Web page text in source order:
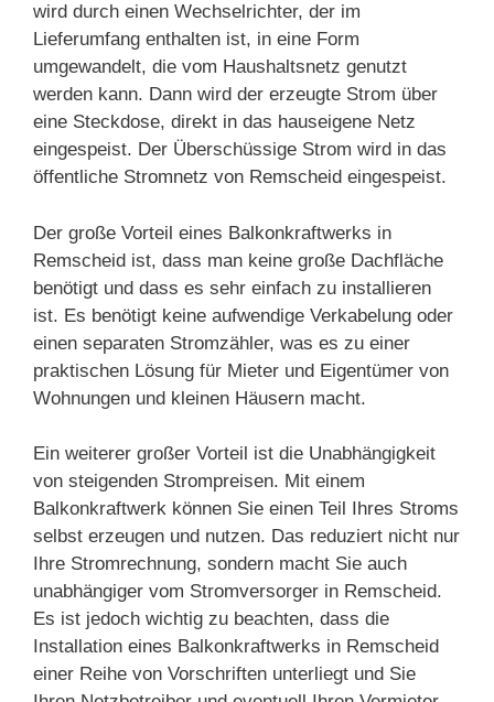
wird durch einen Wechselrichter, der im
Lieferumfang enthalten ist, in eine Form
umgewandelt, die vom Haushaltsnetz genutzt
werden kann. Dann wird der erzeugte Strom über
eine Steckdose, direkt in das hauseigene Netz
eingespeist. Der Überschüssige Strom wird in das
öffentliche Stromnetz von Remscheid eingespeist.
Der große Vorteil eines Balkonkraftwerks in
Remscheid ist, dass man keine große Dachfläche
benötigt und dass es sehr einfach zu installieren
ist. Es benötigt keine aufwendige Verkabelung oder
einen separaten Stromzähler, was es zu einer
praktischen Lösung für Mieter und Eigentümer von
Wohnungen und kleinen Häusern macht.
Ein weiterer großer Vorteil ist die Unabhängigkeit
von steigenden Strompreisen. Mit einem
Balkonkraftwerk können Sie einen Teil Ihres Stroms
selbst erzeugen und nutzen. Das reduziert nicht nur
Ihre Stromrechnung, sondern macht Sie auch
unabhängiger vom Stromversorger in Remscheid.
Es ist jedoch wichtig zu beachten, dass die
Installation eines Balkonkraftwerks in Remscheid
einer Reihe von Vorschriften unterliegt und Sie